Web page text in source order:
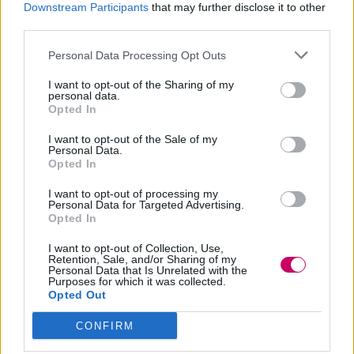
Downstream Participants that may further disclose it to other
Personal Data Processing Opt Outs
I want to opt-out of the Sharing of my
personal data.
Opted In
I want to opt-out of the Sale of my
Personal Data.
Opted In
I want to opt-out of processing my
Personal Data for Targeted Advertising.
Opted In
I want to opt-out of Collection, Use,
Retention, Sale, and/or Sharing of my
Personal Data that Is Unrelated with the
Purposes for which it was collected.
Opted Out
CONFIRM
In merito a Chris Pine, invece, il regista
Stefano Sollima si è così espresso:
persona molto intelligente, con un
grande senso dell’umorismo e
capace di interpretare ruoli
profondamente drammatici. Mi
piace quando un attore è in grado di
esprimere sfumature tanto
differenti: significa che è un
attore.
Per il momento, come detto, non ci sono
ancora conferme ufficiali sulla